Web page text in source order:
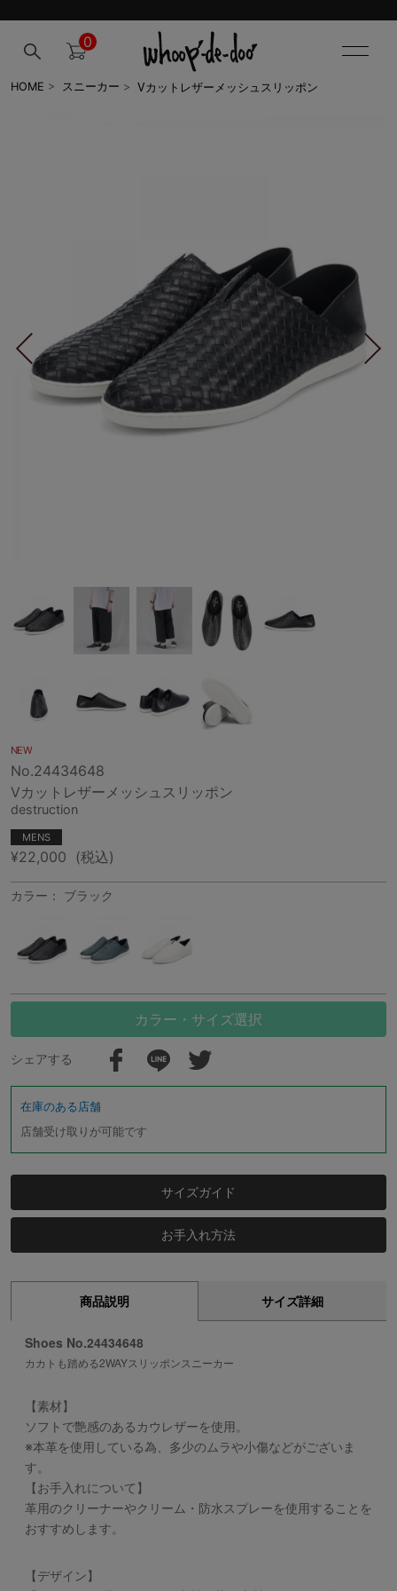
0
HOME > スニーカー > Vカットレザーメッシュスリッポン
NEW
No.24434648
Vカットレザーメッシュスリッポン
destruction
MENS
¥22,000 (税込)
カラー： ブラック
カラー・サイズ選択
シェアする
在庫のある店舗
店舗受け取りが可能です
サイズガイド
お手入れ方法
商品説明 サイズ詳細
Shoes No.24434648
カカトも踏める2WAYスリッポンスニーカー
【素材】
ソフトで艶感のあるカウレザーを使用。
※本革を使用している為、多少のムラや小傷などがございま
す。
【お手入れについて】
革用のクリーナーやクリーム・防水スプレーを使用することを
おすすめします。
【デザイン】